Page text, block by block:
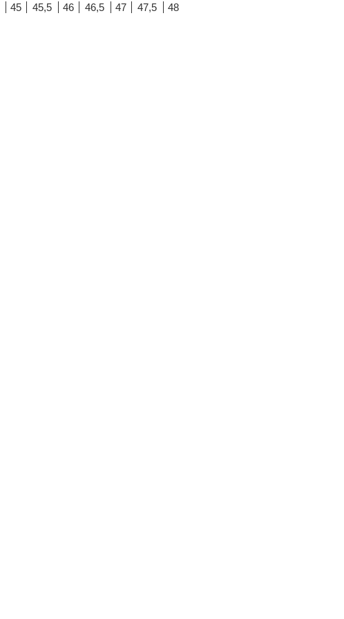
45 45,5 46 46,5 47 47,5
48